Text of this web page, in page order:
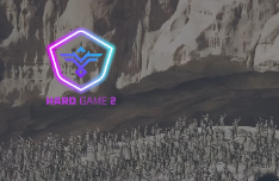
Saltar
al
contenido